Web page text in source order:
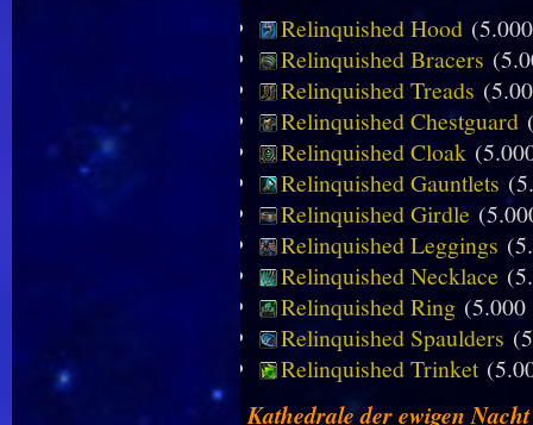
Relinquished Hood (5.000
Relinquished Bracers
Relinquished Treads
Relinquished Chestguard
Relinquished Cloak
Relinquished Gauntlets
Relinquished Girdle
Relinquished Leggings
Relinquished Necklace
Relinquished Ring (5.000
Relinquished Spaulders
Relinquished Trinket
Kathedrale der ewigen Nacht